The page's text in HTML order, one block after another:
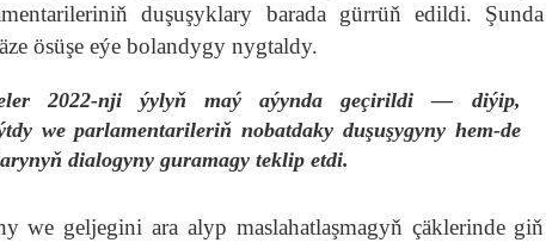
duşuşyklary barada gürrüň edildi. Şunda
ösüşe eýe bolandygy nygtaldy.
2022-nji ýylyň maý aýynda geçirildi — diýip,
we parlamentarileriň nobatdaky duşuşygyny hem-de
dialogyny guramagy teklip etdi.
we geljegini ara alyp maslahatlaşmagyň çäklerinde giň